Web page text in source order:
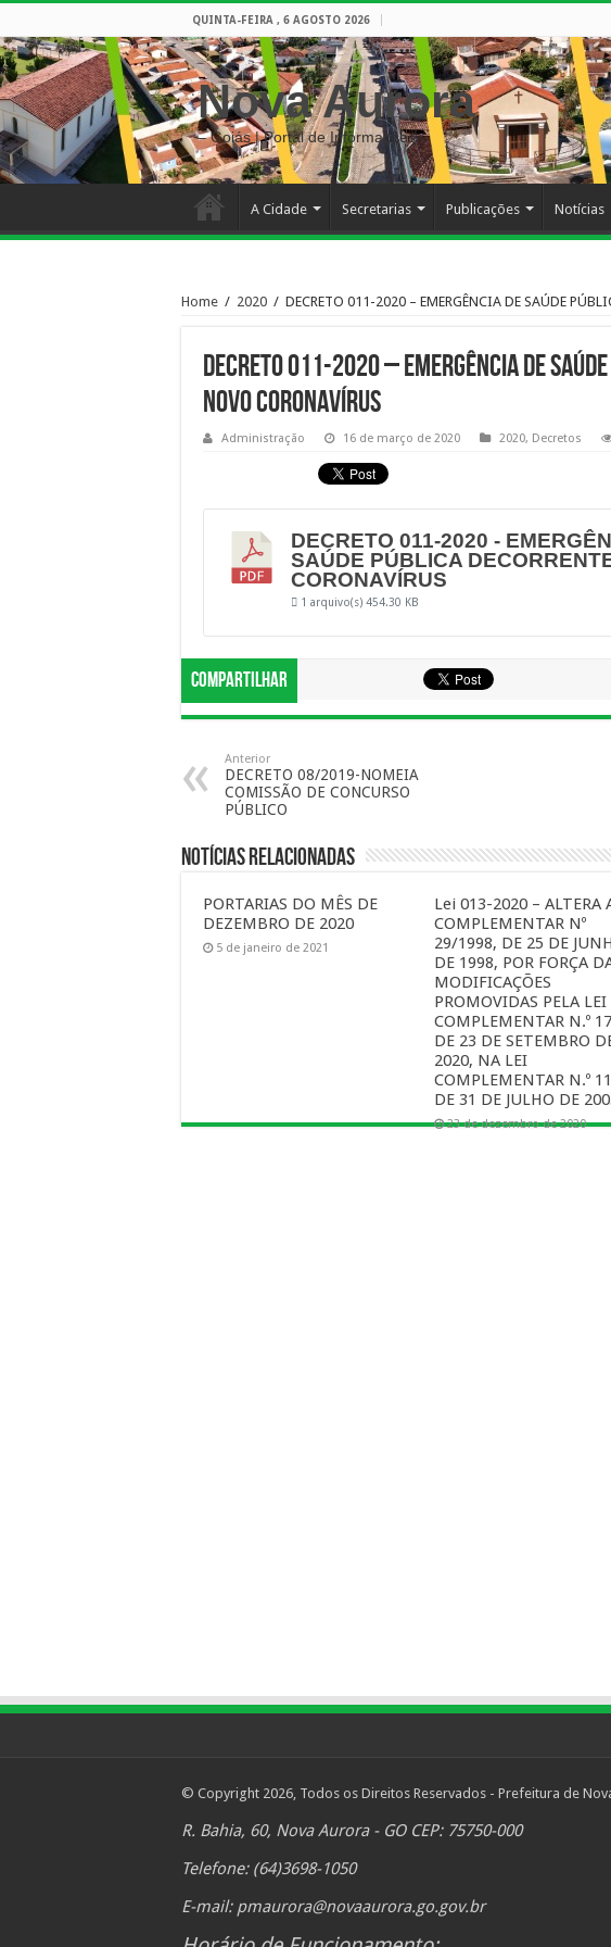
QUINTA-FEIRA , 6 AGOSTO 2026
Nova Aurora
– Goiás | Portal de Informações
A Cidade Secretarias Publicações Notícias
Home / 2020 / DECRETO 011-2020 – EMERGÊNCIA DE SAÚDE
DECRETO 011-2020 – EMERGÊNCIA DE SAÚDE
NOVO CORONAVÍRUS
Administração 16 de março de 2020 2020, Decretos
DECRETO 011-2020 -
SAÚDE PÚBLICA
CORONAVÍRUS
1 arquivo(s) 454.30 KB
Compartilhar
Anterior
DECRETO 08/2019-NOMEIA
COMISSÃO DE CONCURSO
PÚBLICO
Notícias Relacionadas
PORTARIAS DO MÊS DE
DEZEMBRO DE 2020
5 de janeiro de 2021
Lei 013-2020 – ALTERA
COMPLEMENTAR Nº
29/1998, DE 25 DE
DE 1998, POR FORÇA
MODIFICAÇÕES
PROMOVIDAS PELA LEI
COMPLEMENTAR N.º
DE 23 DE SETEMBRO
2020, NA LEI
COMPLEMENTAR N.º
DE 31 DE JULHO DE
23 de dezembro de 2020
© Copyright 2026, Todos os Direitos Reservados - Prefeitura de
R. Bahia, 60, Nova Aurora - GO CEP: 75750-000
Telefone: (64)3698-1050
E-mail: pmaurora@novaaurora.go.gov.br